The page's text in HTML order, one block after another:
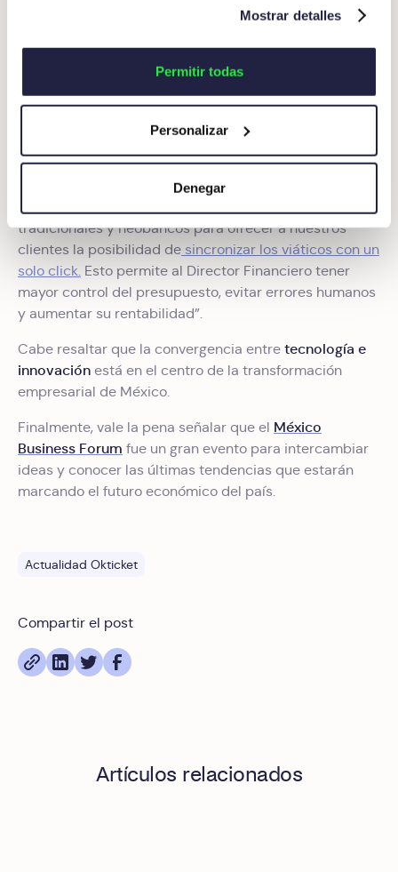
Si lo permite, también quisiéramos:
geográfica que puede tener una precisión de varios
Identificar su dispositivo analizándolo activamente
datos personales y establezca sus preferencias en la
sección de datos
. Puede cambiar o retirar su
consentimiento en cualquier momento en la Declaración
de cookies.
Las cookies de este sitio web se usan para personalizar
el contenido y los anuncios, ofrecer funciones de redes
sociales y analizar el tráfico. Además, compartimos
nuestros partners de redes sociales, publicidad y análisis
web, quienes pueden combinarla con otra información
que les haya proporcionado o que hayan recopilado a
partir del uso que haya hecho de sus servicios.
Mostrar detalles
Permitir todas
Personalizar
Denegar
Compartir el post
directivos deben capacitarse para
digitales que les permitan ser más
procesos".
En
tradicionales y neobancos para ofrecer a nuestros
clientes la posibilidad de sincronizar los viáticos con un
solo click. Esto permite al Director Financiero tener
mayor control del presupuesto, evitar errores humanos
y aumentar su rentabilidad”.
Cabe resaltar que la convergencia entre tecnología e
innovación está en el centro de la transformación
empresarial de México.
Finalmente, vale la pena señalar que el México
Business Forum fue un gran evento para intercambiar
ideas y conocer las últimas tendencias que estarán
marcando el futuro económico del país.
Actualidad Okticket
Artículos relacionados